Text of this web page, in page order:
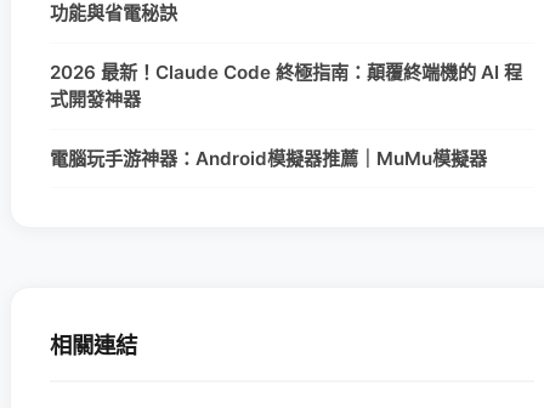
功能與省電秘訣
2026 最新！Claude Code 終極指南：顛覆終端機的 AI 程
式開發神器
電腦玩手游神器：Android模擬器推薦｜MuMu模擬器
相關連結